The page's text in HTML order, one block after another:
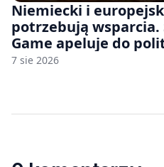
Niemiecki i
potrzebują wsparcia.
Game apeluje do
7 sie 2026